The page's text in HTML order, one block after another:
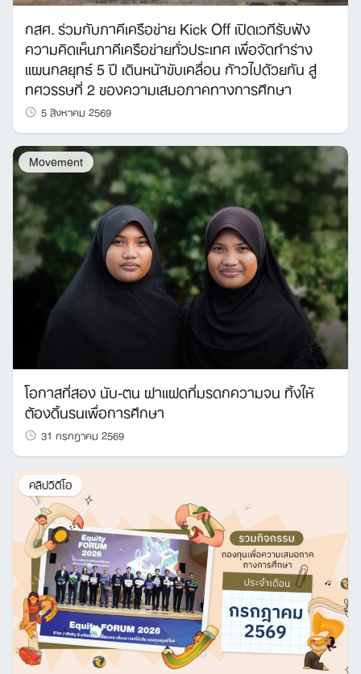
กสศ. ร่วมกับภาคีเครือข่าย Kick Off เปิดเวทีรับฟัง
ความคิดเห็นภาคีเครือข่ายทั่วประเทศ เพื่อจัดทำร่าง
แผนกลยุทธ์ 5 ปี เดินหน้าขับเคลื่อน ก้าวไปด้วยกัน สู่
ทศวรรษที่ 2 ของความเสมอภาคทางการศึกษา
5 สิงหาคม 2569
Movement
โอกาสที่สอง นับ-ตน ฝาแฝดที่มรดกความจน ทิ้งให้
ต้องดิ้นรนเพื่อการศึกษา
31 กรกฎาคม 2569
คลิปวิดีโอ